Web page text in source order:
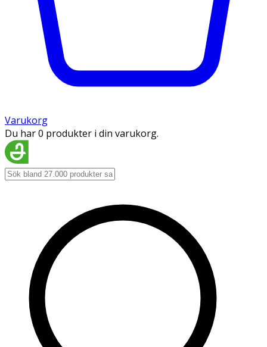
Varukorg
Du har 0 produkter i din varukorg.